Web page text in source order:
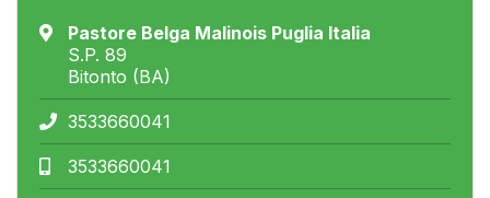
Pastore Belga Malinois Puglia Italia
S.P. 89
Bitonto (BA)
3533660041
3533660041